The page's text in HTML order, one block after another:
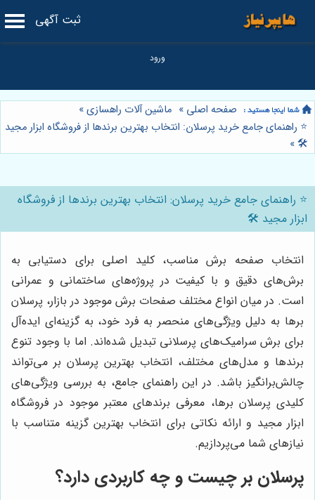
ثبت آگهی
صفحه اصلی » ماشین آلات راهسازی»
⭐️ راهنمای جامع خرید پرسلان: انتخاب بهترین برندها از فروشگاه ابزار مجید
🛠️
»
⭐️ راهنمای جامع خرید پرسلان: انتخاب بهترین برندها از فروشگاه
ابزار مجید 🛠️
انتخاب صفحه برش مناسب، کلید اصلی برای دستیابی به
برش‌های دقیق و با کیفیت در پروژه‌های ساختمانی و عمرانی
است. در میان انواع مختلف صفحات برش موجود در بازار، پرسلان
برها به دلیل ویژگی‌های منحصر به فرد خود، به گزینه‌ای ایده‌آل
برای برش سرامیک‌های پرسلانی تبدیل شده‌اند. اما با وجود تنوع
برندها و مدل‌های مختلف، انتخاب بهترین پرسلان بر می‌تواند
چالش‌برانگیز باشد. در این راهنمای جامع، به بررسی ویژگی‌های
کلیدی پرسلان برها، معرفی برندهای معتبر موجود در فروشگاه
ابزار مجید و ارائه نکاتی برای انتخاب بهترین گزینه متناسب با
نیازهای شما می‌پردازیم.
پرسلان بر چیست و چه کاربردی دارد؟